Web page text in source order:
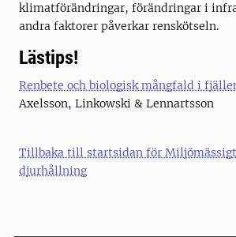
klimatförändringar, förändringar i
andra faktorer påverkar renskötseln.
Lästips!
Renbete och biologisk mångfald i
Axelsson, Linkowski & Lennartsson
Tillbaka till startsidan för
djurhållning